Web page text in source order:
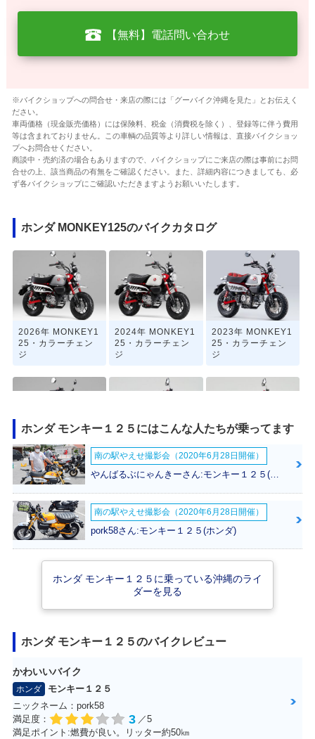
【無料】電話問い合わせ
※バイクショップへの問合せ・来店の際には「グーバイク沖縄を見た」とお伝えく
ださい。
車両価格（現金販売価格）には保険料、税金（消費税を除く）、登録等に伴う費用
等は含まれておりません。この車輌の品質等より詳しい情報は、直接バイクショッ
プへお問合せください。
商談中・売約済の場合もありますので、バイクショップにご来店の際は事前にお問
合せの上、該当商品の有無をご確認ください。また、詳細内容につきましても、必
ず各バイクショップにご確認いただきますようお願いいたします。
ホンダ MONKEY125のバイクカタログ
2026年 MONKEY1
25・カラーチェン
ジ
2024年 MONKEY1
25・カラーチェン
ジ
2023年 MONKEY1
25・カラーチェン
ジ
2021年 MONKEY1
25・フルモデルチ
ェンジ
2020年 MONKEY1
25 ABS・カラーチ
ェンジ
2020年 MONKEY1
25・カラーチェン
ジ
2019年 MONKEY1
ェンジ
2019年 MONKEY1
25・カラーチェン
ジ
2018年 MONKEY1
2018年 MONKEY1
25・新登場
MONKEY125・そ
の他
ホンダ モンキー１２５にはこんな人たちが乗ってます
南の駅やえせ撮影会（2020年6月28日開催）
やんばるぶにゃんきーさん:モンキー１２５(ホンダ)
南の駅やえせ撮影会（2020年6月28日開催）
pork58さん:モンキー１２５(ホンダ)
ホンダ モンキー１２５に乗っている沖縄のライ
ダーを見る
ホンダ モンキー１２５のバイクレビュー
かわいいバイク
ホンダ
モンキー１２５
ニックネーム：pork58
満足度：
3 ／5
満足ポイント:燃費が良い。リッター約50㎞